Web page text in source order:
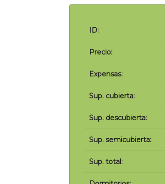
ID:
Precio:
Expensas:
Sup. cubierta:
Sup. descubierta:
Sup. semicubierta:
Sup. total: